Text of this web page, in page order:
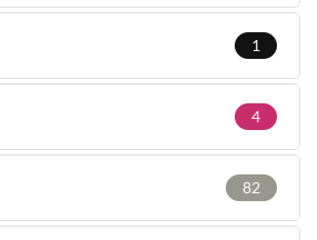
1
4
82